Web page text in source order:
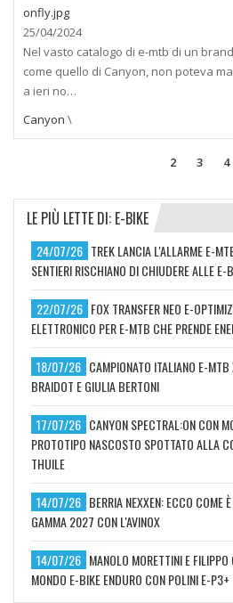
25/04/2024
Nel vasto catalogo di e-mtb di un
come quello di Canyon, non poteva
a ieri no…
Canyon \
2 3 4
LE PIÙ LETTE DI: E-BIKE
24/07/26 TREK LANCIA L'ALLARME E-
SENTIERI RISCHIANO DI CHIUDERE ALLE E-
22/07/26 FOX TRANSFER NEO E-
ELETTRONICO PER E-MTB CHE PRENDE
18/07/26 CAMPIONATO ITALIANO E-
BRAIDOT E GIULIA BERTONI
17/07/26 CANYON SPECTRAL:ON CON
PROTOTIPO NASCOSTO SPOTTATO ALLA
THUILE
14/07/26 BERRIA NEXXEN: ECCO COME
GAMMA 2027 CON L'AVINOX
14/07/26 MANOLO MORETTINI E
MONDO E-BIKE ENDURO CON POLINI E-P3+